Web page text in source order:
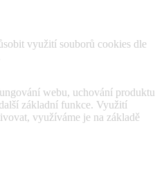
využití souborů cookies dle
webu, uchování produktu
základní funkce. Využití
využíváme je na základě